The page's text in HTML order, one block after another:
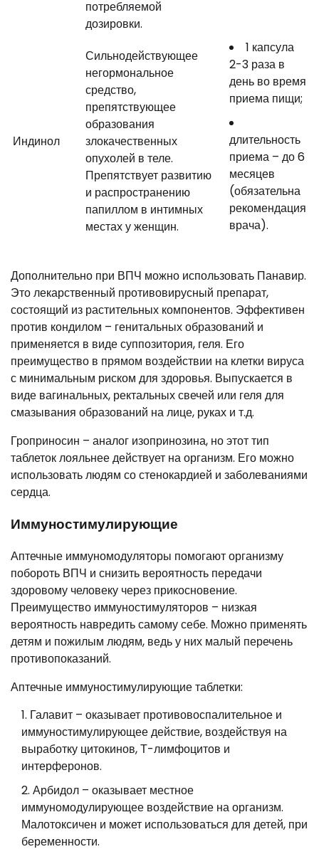
потребляемой
дозировки.
Индинол
Сильнодействующее
негормональное
средство,
препятствующее
образования
злокачественных
опухолей в теле.
Препятствует развитию
и распространению
папиллом в интимных
местах у женщин.
1 капсула
2-3 раза в
день во время
приема пищи;
длительность
приема – до 6
месяцев
(обязательна
рекомендация
врача).
Дополнительно при ВПЧ можно использовать Панавир.
Это лекарственный противовирусный препарат,
состоящий из растительных компонентов. Эффективен
против кондилом – генитальных образований и
применяется в виде суппозитория, геля. Его
преимущество в прямом воздействии на клетки вируса
с минимальным риском для здоровья. Выпускается в
виде вагинальных, ректальных свечей или геля для
смазывания образований на лице, руках и т.д.
Гроприносин – аналог изопринозина, но этот тип
таблеток лояльнее действует на организм. Его можно
использовать людям со стенокардией и заболеваниями
сердца.
Иммуностимулирующие
Аптечные иммуномодуляторы помогают организму
побороть ВПЧ и снизить вероятность передачи
здоровому человеку через прикосновение.
Преимущество иммуностимуляторов – низкая
вероятность навредить самому себе. Можно применять
детям и пожилым людям, ведь у них малый перечень
противопоказаний.
Аптечные иммуностимулирующие таблетки:
Галавит – оказывает противовоспалительное и
иммуностимулирующее действие, воздействуя на
выработку цитокинов, Т-лимфоцитов и
интерферонов.
Арбидол – оказывает местное
иммуномодулирующее воздействие на организм.
Малотоксичен и может использоваться для детей, при
беременности.